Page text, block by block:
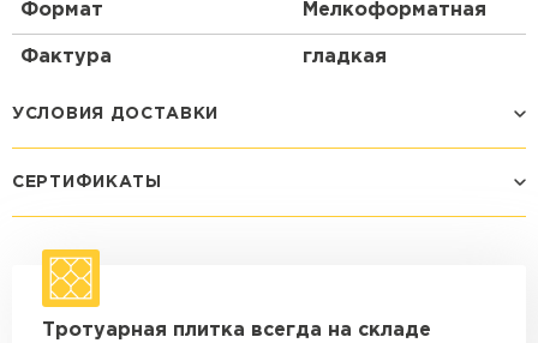
Формат Мелкоформатная
Фактура гладкая
УСЛОВИЯ ДОСТАВКИ
макс. длина груза 4 м
Машина - 1,5 тн до 20 м3
макс. длина груза 4 м
СЕРТИФИКАТЫ
Тротуарная плитка всегда на складе